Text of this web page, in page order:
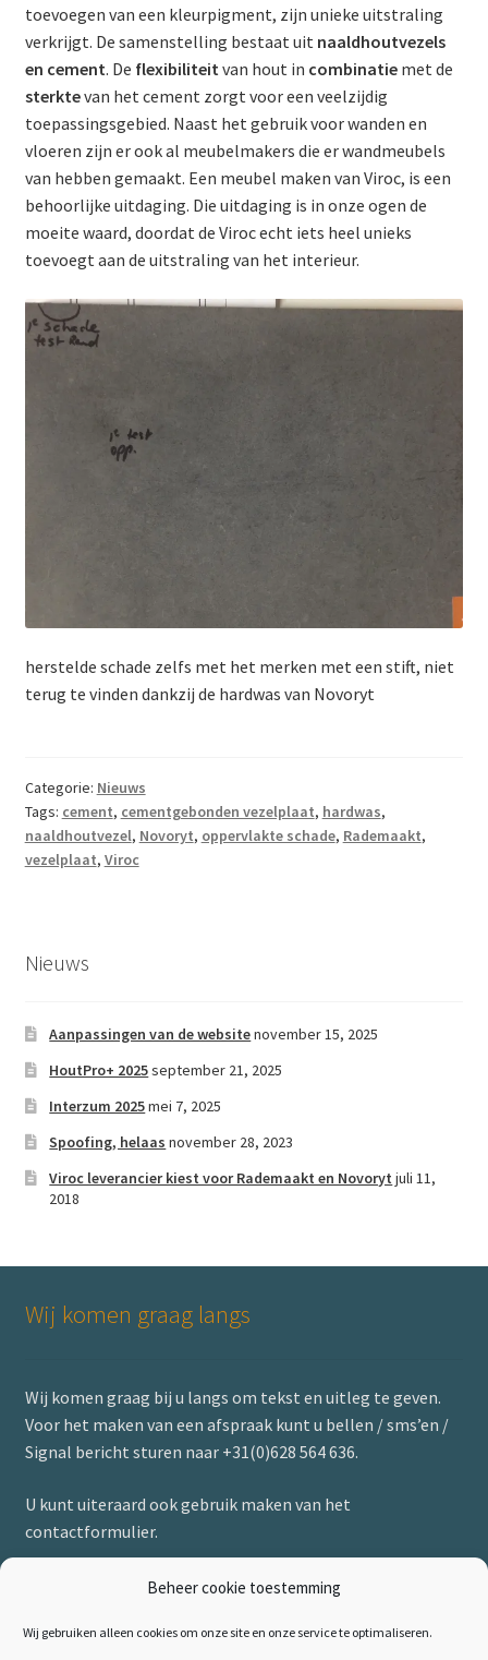
Beheer cookie toestemming
Wij gebruiken alleen cookies om onze site en onze service te optimaliseren.
toevoegen van een kleurpigment, zijn unieke uitstraling
verkrijgt. De samenstelling bestaat uit naaldhoutvezels
en cement. De flexibiliteitvan hout in combinatiemet de
sterktevan het cement zorgt voor een veelzijdig
toepassingsgebied. Naast het gebruik voor wanden en
vloeren zijn er ook al meubelmakers die er wandmeubels
van hebben gemaakt. Een meubel maken van Viroc, is een
behoorlijke uitdaging. Die uitdaging is in onze ogen de
moeite waard, doordat de Viroc echt iets heel unieks
toevoegt aan de uitstraling van het interieur.
herstelde schade zelfs met het merken met een stift, niet
terug te vinden dankzij de hardwas van Novoryt
Categorie: Nieuws
Tags: cement, cementgebonden vezelplaat, hardwas,
naaldhoutvezel, Novoryt, oppervlakte schade, Rademaakt,
vezelplaat, Viroc
Nieuws
Aanpassingen van de websitenovember 15, 2025
HoutPro+ 2025september 21, 2025
Interzum 2025mei 7, 2025
Spoofing, helaas november 28, 2023
Viroc leverancier kiest voor Rademaakt en Novoryt juli 11,
2018
Wij komen graag langs
Wij komen graag bij u langs om tekst en uitleg te geven.
Voor het maken van een afspraak kunt u bellen / sms’en /
Signal bericht sturen naar +31(0)628 564 636.
U kunt uiteraard ook gebruik maken van het
contactformulier.